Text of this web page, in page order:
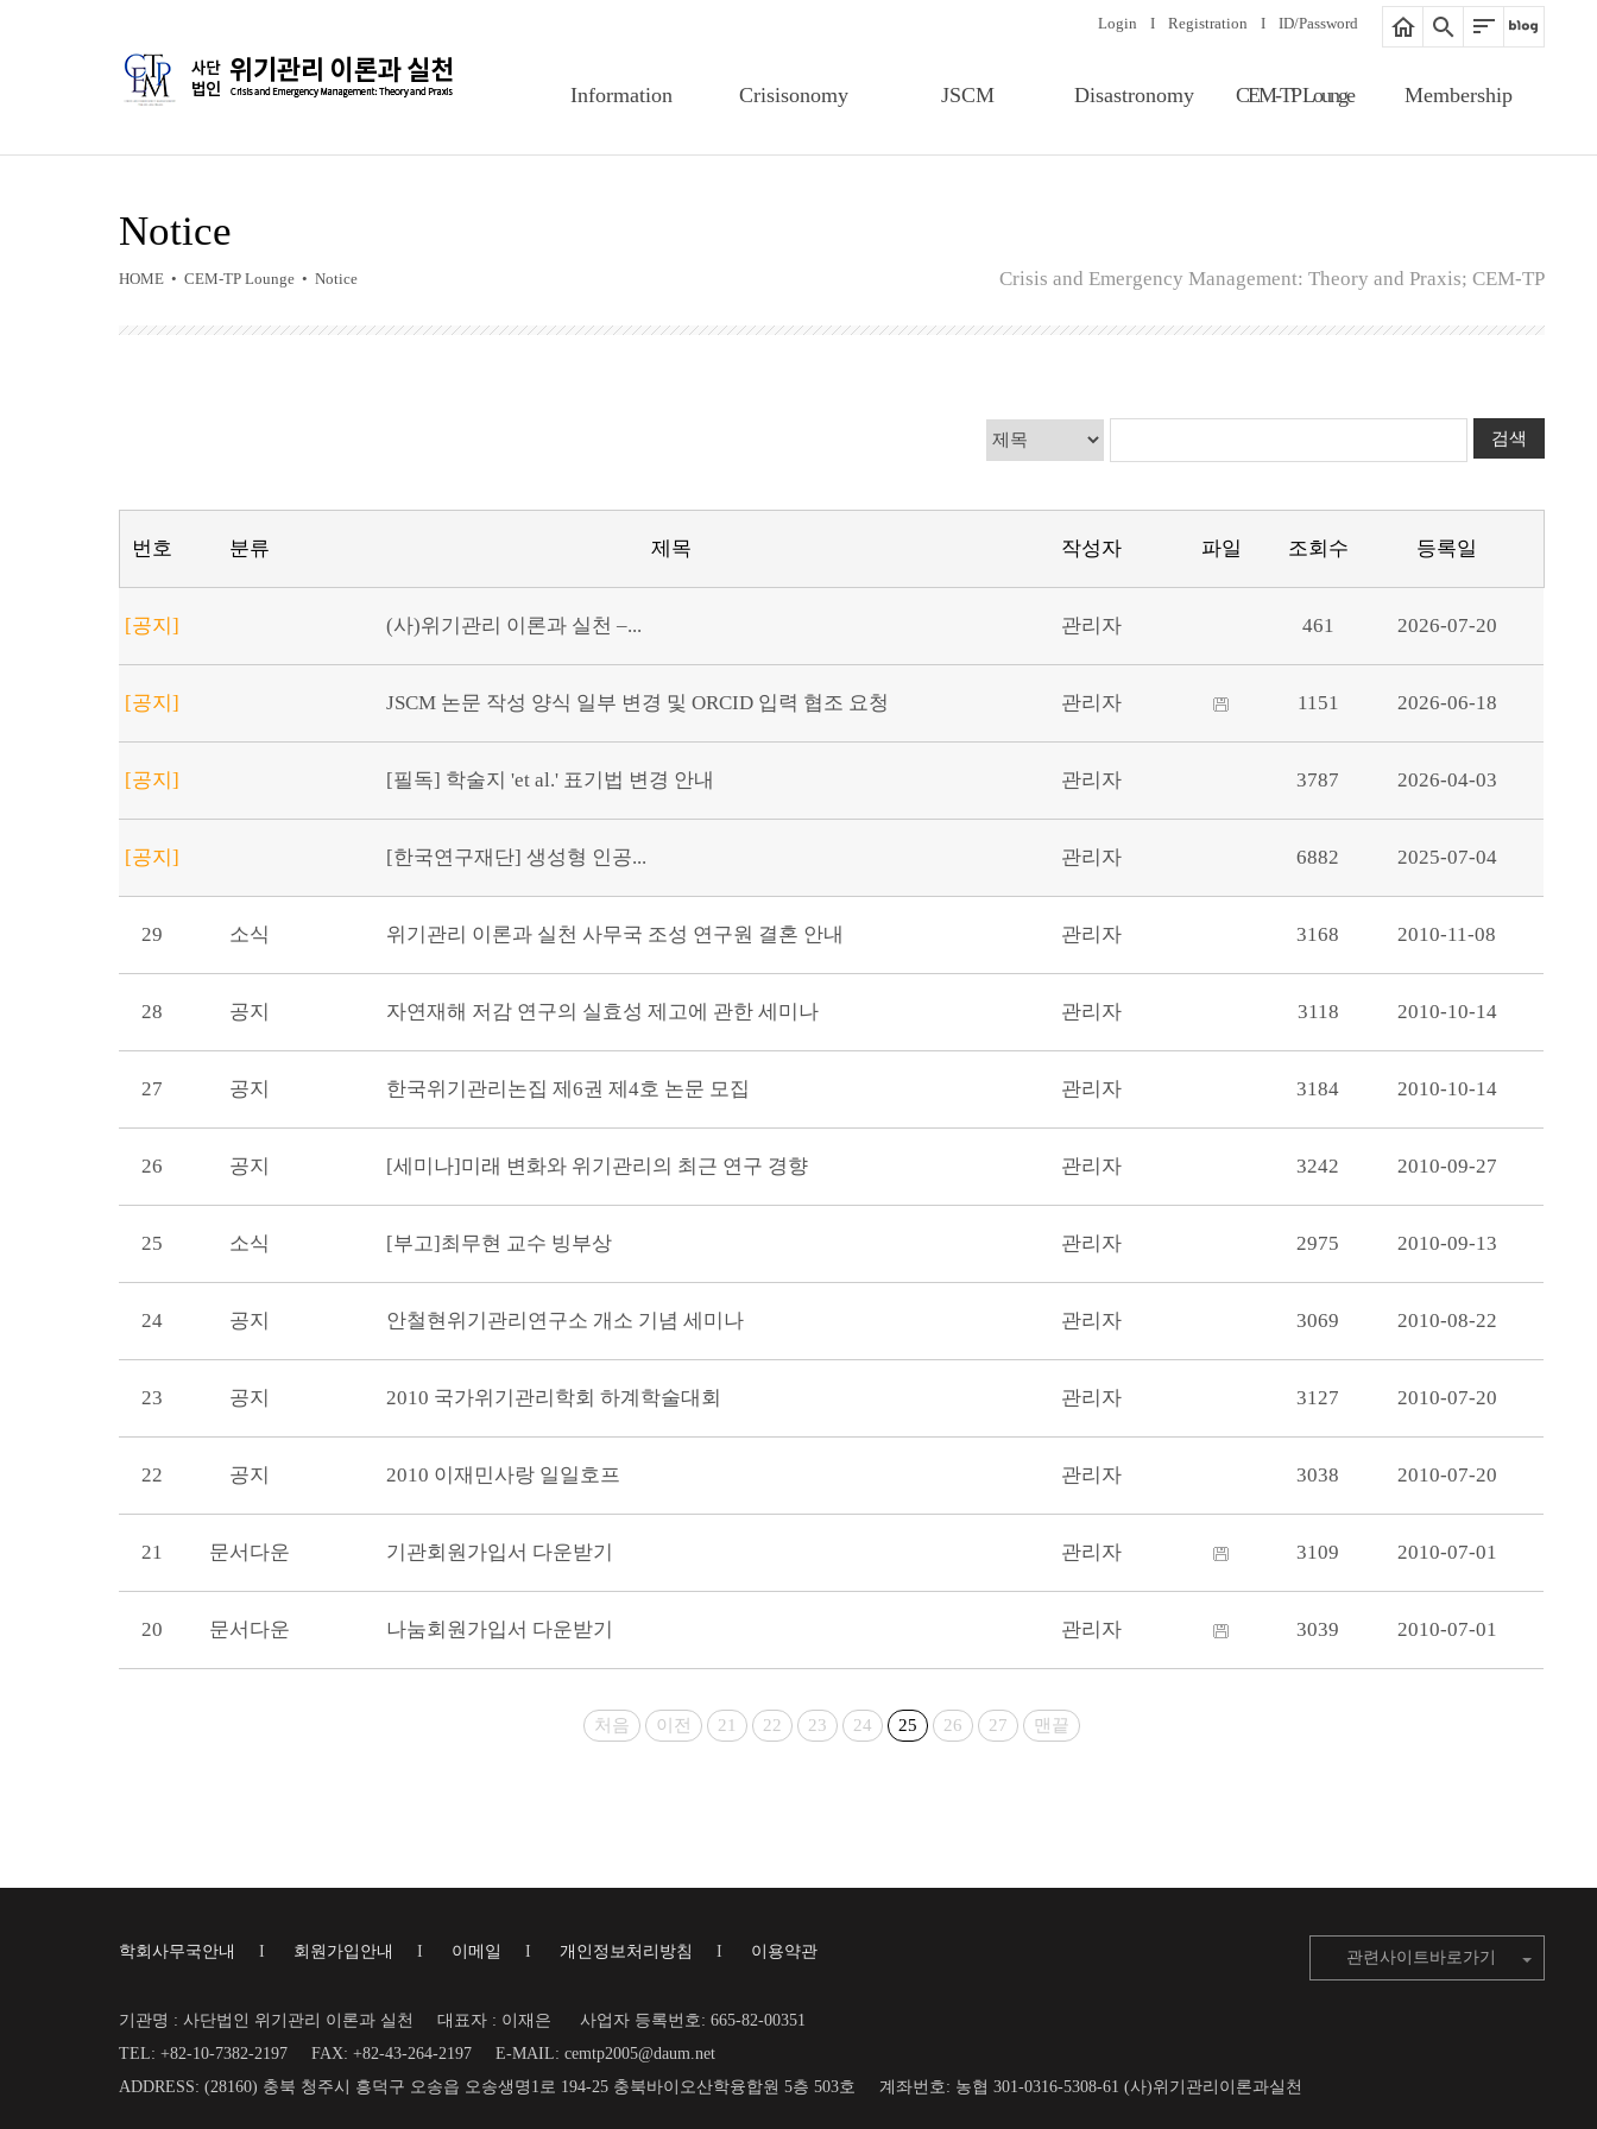
Login I Registration I ID/Password
Information
Executive Board
Crisisonomy JSCM
Author Guidelines
Disastronomy CEM-TP Lounge
Gallery
Membership
Guide of Membership
Notice
HOME • CEM-TP Lounge • Notice Crisis and Emergency Management: Theory and Praxis; CEM-TP
검색
번호 분류 제목 작성자 파일 조회수 등록일
[공지] (사)위기관리 이론과 실천 –... 관리자 461 2026-07-20
[공지] JSCM 논문 작성 양식 일부 변경 및 ORCID 입력 협조 요청 관리자 1151 2026-06-18
[공지] [필독] 학술지 'et al.' 표기법 변경 안내 관리자 3787 2026-04-03
[공지] [한국연구재단] 생성형 인공... 관리자 6882 2025-07-04
29 소식 위기관리 이론과 실천 사무국 조성 연구원 결혼 안내 관리자 3168 2010-11-08
28 공지 자연재해 저감 연구의 실효성 제고에 관한 세미나 관리자 3118 2010-10-14
27 공지 한국위기관리논집 제6권 제4호 논문 모집 관리자 3184 2010-10-14
26 공지 [세미나]미래 변화와 위기관리의 최근 연구 경향 관리자 3242 2010-09-27
25 소식 [부고]최무현 교수 빙부상 관리자 2975 2010-09-13
24 공지 안철현위기관리연구소 개소 기념 세미나 관리자 3069 2010-08-22
23 공지 2010 국가위기관리학회 하계학술대회 관리자 3127 2010-07-20
22 공지 2010 이재민사랑 일일호프 관리자 3038 2010-07-20
21 문서다운 기관회원가입서 다운받기 관리자 3109 2010-07-01
20 문서다운 나눔회원가입서 다운받기 관리자 3039 2010-07-01
처음 이전 21 22 23 24 25 26 27 맨끝
학회사무국안내 I 회원가입안내 I 이메일 I 개인정보처리방침 I 이용약관
기관명 : 사단법인 위기관리 이론과 실천 대표자 : 이재은
사업자 등록번호: 665-82-00351
TEL: +82-10-7382-2197
FAX: +82-43-264-2197
E-MAIL: cemtp2005@daum.net
ADDRESS: (28160) 충북 청주시 흥덕구 오송읍 오송생명1로 194-25 충북바이오산학융합원 5층 503호
계좌번호: 농협 301-0316-5308-61 (사)위기관리이론과실천
관련사이트바로가기